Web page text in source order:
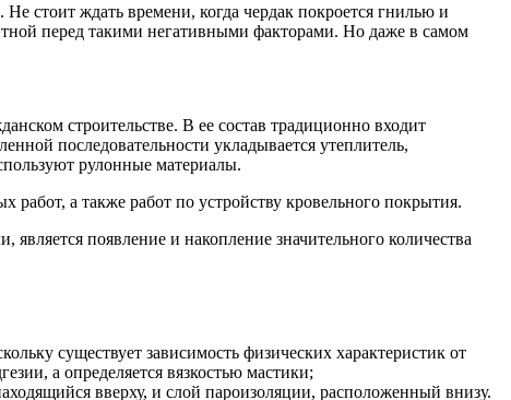
Не стоит ждать времени, когда чердак покроется гнилью и
перед такими негативными факторами. Но даже в самом
строительстве. В ее состав традиционно входит
последовательности укладывается утеплитель,
рулонные материалы.
а также работ по устройству кровельного покрытия.
появление и накопление значительного количества
существует зависимость физических характеристик от
а определяется вязкостью мастики;
вверху, и слой пароизоляции, расположенный внизу.